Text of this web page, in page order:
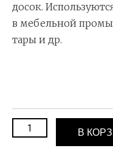
досок.
в мебельной
тары и др.
В